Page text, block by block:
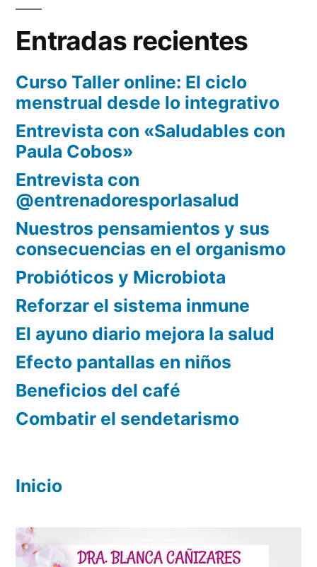
Entradas recientes
Curso Taller online: El ciclo
menstrual desde lo integrativo
Entrevista con «Saludables con
Paula Cobos»
Entrevista con
@entrenadoresporlasalud
Nuestros pensamientos y sus
consecuencias en el organismo
Probióticos y Microbiota
Reforzar el sistema inmune
El ayuno diario mejora la salud
Efecto pantallas en niños
Beneficios del café
Combatir el sendetarismo
Inicio